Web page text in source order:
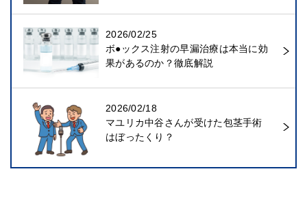
2026/02/25
ボ●ックス注射の早漏治療は本当に効
果があるのか？徹底解説
2026/02/18
マユリカ中谷さんが受けた包茎手術
はぼったくり？